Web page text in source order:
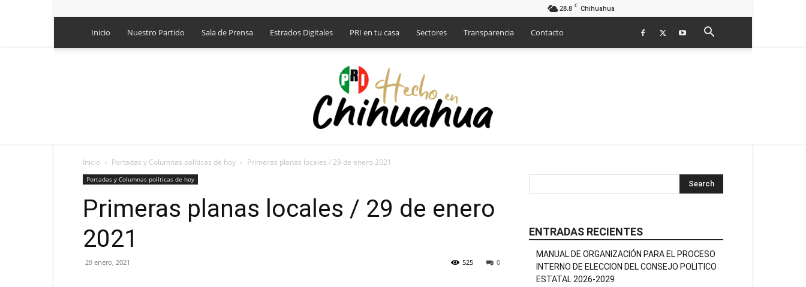
28.8 C Chihuahua
Inicio Nuestro Partido Sala de Prensa Estrados Digitales PRI en tu casa Sectores Transparencia Contacto
Inicio Portadas y Columnas políticas de hoy Primeras planas locales / 29 de enero 2021
Portadas y Columnas políticas de hoy
Primeras planas locales / 29 de enero
2021
29 enero, 2021 0
525
ENTRADAS RECIENTES
MANUAL DE ORGANIZACIÓN PARA EL PROCESO
INTERNO DE ELECCION DEL CONSEJO POLITICO
ESTATAL 2026-2029